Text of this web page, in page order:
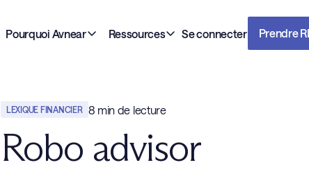
Pourquoi Avnear Ressources Se connecter Prendre
LEXIQUE FINANCIER 8 min de lecture
Robo advisor